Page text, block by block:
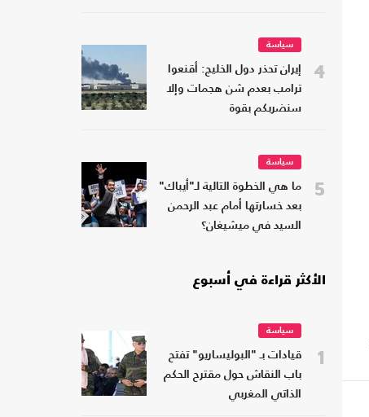
4
سياسة
إيران تحذر دول الخليج: أقنعوا
ترامب بعدم شن هجمات وإلا
سنضربكم بقوة
5
سياسة
ما هي الخطوة التالية لـ"أيباك"
بعد خسارتها أمام عبد الرحمن
السيد في ميشيغان؟
الأكثر قراءة في أسبوع
1
سياسة
قيادات بـ "البوليساريو" تفتح
باب النقاش حول مقترح الحكم
الذاتي المغربي